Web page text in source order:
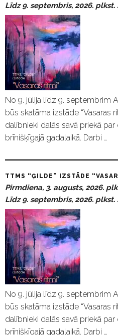
Līdz 9. septembris, 2026. plkst.
No 9. jūlija līdz 9. septembrim
būs skatāma izstāde “Vasaras
dalībnieki dalās savā priekā
brīnišķīgajā gadalaikā. Darbi …
TTMS “ĢILDE” IZSTĀDE
Pirmdiena, 3. augusts, 2026.
Līdz 9. septembris, 2026. plkst.
No 9. jūlija līdz 9. septembrim
būs skatāma izstāde “Vasaras
dalībnieki dalās savā priekā
brīnišķīgajā gadalaikā. Darbi …